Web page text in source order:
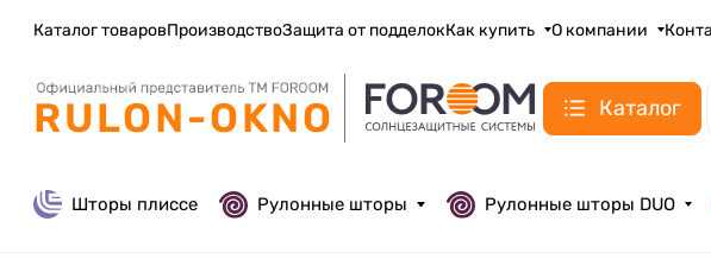
Каталог товаровПроизводствоЗащита от подделокКак купить О компании
Каталог
Шторы плиссе Рулонные шторы Рулонные шторы DUO